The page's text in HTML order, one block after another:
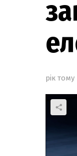
рік тому